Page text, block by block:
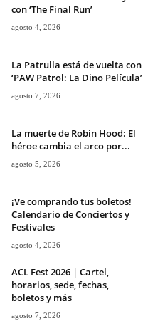
con ‘The Final Run’
agosto 4, 2026
La Patrulla está de vuelta con
‘PAW Patrol: La Dino Película’
agosto 7, 2026
La muerte de Robin Hood: El
héroe cambia el arco por...
agosto 5, 2026
¡Ve comprando tus boletos!
Calendario de Conciertos y
Festivales
agosto 4, 2026
ACL Fest 2026 | Cartel,
horarios, sede, fechas,
boletos y más
agosto 7, 2026